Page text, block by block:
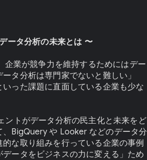
ータ分析の未来とは 〜
業が競争力を維持するためにはデー
タ分析は専門家でないと難しい」
いった課題に直面している企業も少な
ントがデータ分析の民主化と未来をど
BigQuery や Looker などのデータ分
な取り組みを行っている企業の事例
ータをビジネスの力に変える」ため